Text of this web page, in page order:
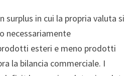
surplus in cui la propria valuta si
necessariamente
esteri e meno prodotti
la bilancia commerciale. I